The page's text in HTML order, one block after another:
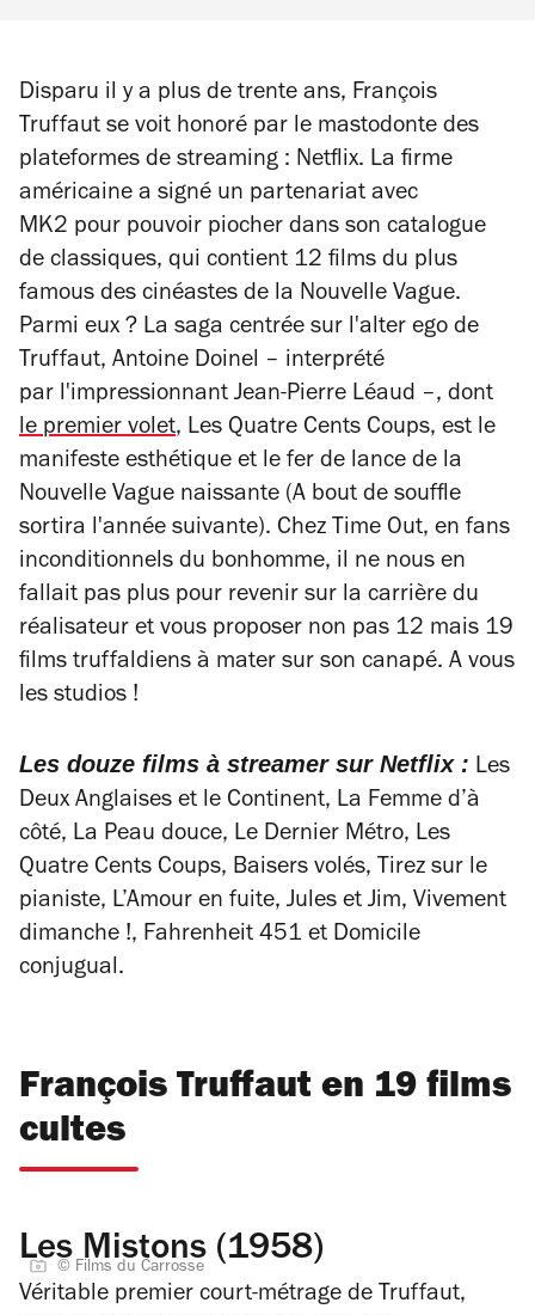
Disparu il y a plus de trente ans, François
Truffaut se voit honoré par le mastodonte des
plateformes de streaming : Netflix. La firme
américaine a signé un partenariat avec
MK2 pour pouvoir piocher dans son catalogue
de classiques, qui contient 12 films du plus
famous des cinéastes de la Nouvelle Vague.
Parmi eux ? La saga centrée sur l'alter ego de
Truffaut, Antoine Doinel – interprété
par l'impressionnant Jean-Pierre Léaud –, dont
le premier volet, Les Quatre Cents Coups, est le
manifeste esthétique et le fer de lance de la
Nouvelle Vague naissante (A bout de souffle
sortira l'année suivante). Chez Time Out, en fans
inconditionnels du bonhomme, il ne nous en
fallait pas plus pour revenir sur la carrière du
réalisateur et vous proposer non pas 12 mais 19
films truffaldiens à mater sur son canapé. A vous
les studios !
Les douze films à streamer sur Netflix : Les
Deux Anglaises et le Continent, La Femme d’à
côté, La Peau douce, Le Dernier Métro, Les
Quatre Cents Coups, Baisers volés, Tirez sur le
pianiste, L’Amour en fuite, Jules et Jim, Vivement
dimanche !, Fahrenheit 451 et Domicile
conjugual.
François Truffaut en 19 films
cultes
Les Mistons (1958)
© Films du Carrosse
Véritable premier court-métrage de Truffaut,